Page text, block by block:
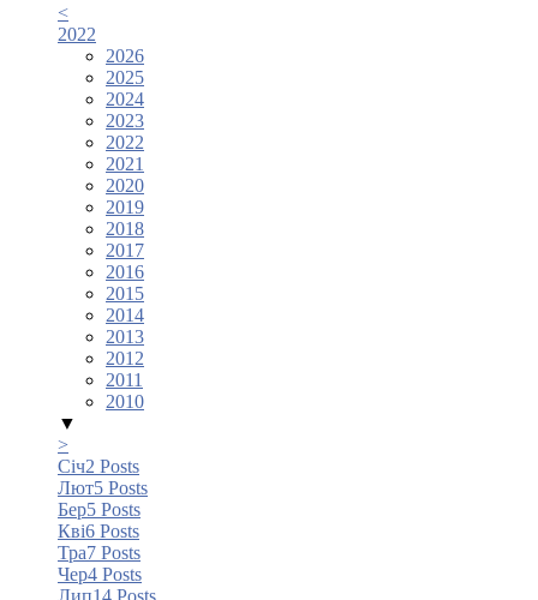
<
2022
2026
2025
2024
2023
2022
2021
2020
2019
2018
2017
2016
2015
2014
2013
2012
2011
2010
▼
>
Січ2 Posts
Лют5 Posts
Бер5 Posts
Кві6 Posts
Тра7 Posts
Чер4 Posts
Лип14 Posts